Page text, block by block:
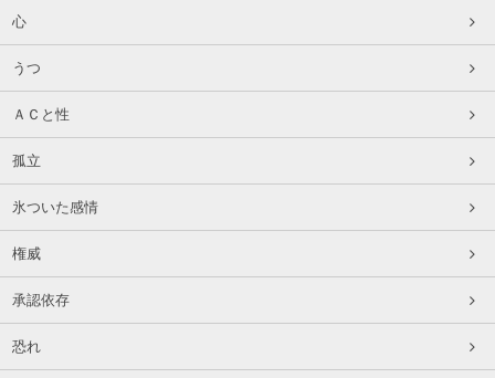
心
うつ
ＡＣと性
孤立
氷ついた感情
権威
承認依存
恐れ